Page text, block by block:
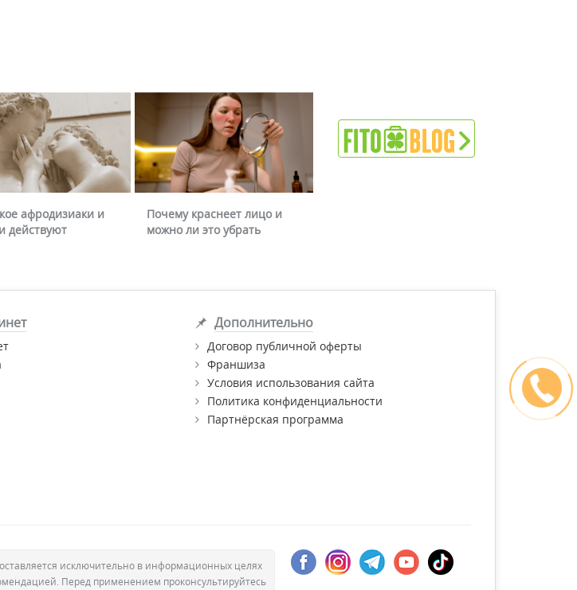
афродизиаки и
действуют
Почему краснеет лицо и
можно ли это убрать
Дополнительно
Договор публичной оферты
Франшиза
Условия использования сайта
Политика конфиденциальности
Партнёрская программа
исключительно в информационных целях
Перед применением проконсультируйтесь